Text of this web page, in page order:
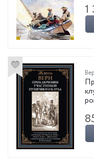
1